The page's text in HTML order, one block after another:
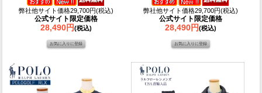
弊社他サイト価格29,700円(税込)
公式サイト限定価格
28,490円(税込)
弊社他サイト価格29,700円(税込)
公式サイト限定価格
28,490円(税込)